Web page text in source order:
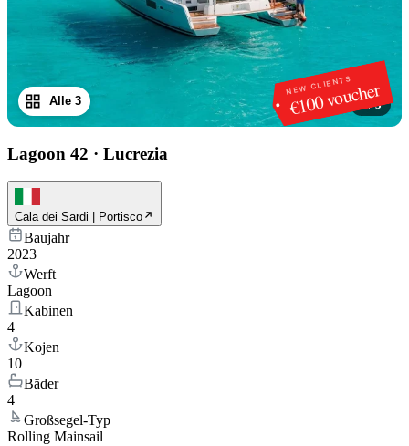
NEW CLIENTS
€100 voucher
1 /3
Alle 3
Lagoon 42 · Lucrezia
Cala dei Sardi | Portisco
Baujahr
2023
Werft
Lagoon
Kabinen
4
Kojen
10
Bäder
4
Großsegel-Typ
Rolling Mainsail